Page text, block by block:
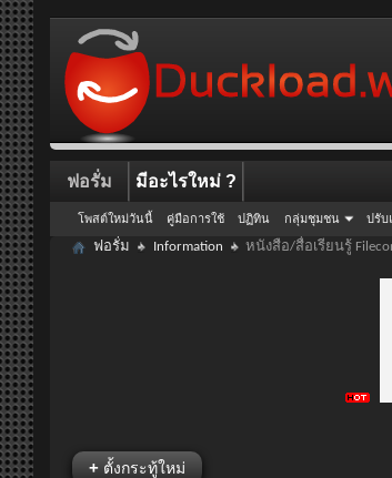
ฟอรั่ม
โพสต์ใหม่วันนี้ คู่มือการใช้ ปฏิทิน กลุ่มชุมชน ปรับ
มีอะไรใหม่ ?
ฟอรั่ม Information หนังสือ/สื่อเรียนรู้
+ ตั้งกระทู้ใหม่